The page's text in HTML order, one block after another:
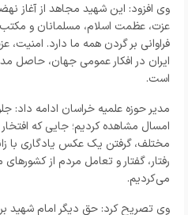
وی افزود: این شهید مجاهد از آغاز
عزت، عظمت اسلام، مسلمانان و
فراوانی بر گردن همه ما دارد. امنیت،
ایران در افکار عمومی جهان، حاصل
است.
مدیر حوزه علمیه خراسان ادامه داد:
امسال مشاهده کردیم؛ جایی که افتخار
مختلف، گرفتن یک عکس یادگاری با
رفتار، گفتار و تعامل مردم از
می‌کردیم.
وی تصریح کرد: حق دیگر امام شهید بر